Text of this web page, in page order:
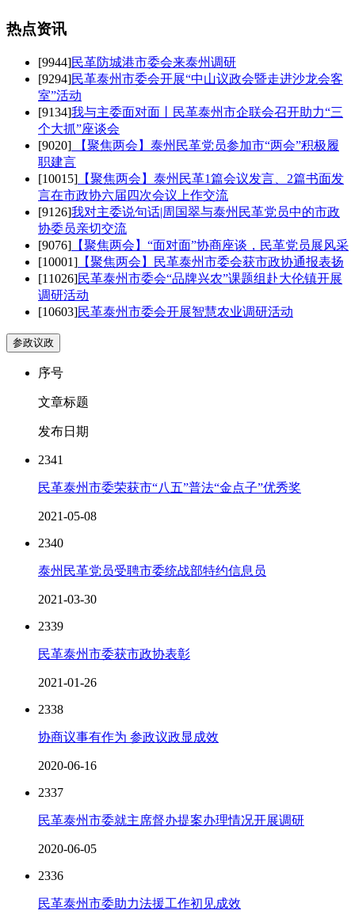
热点资讯
[9944]民革防城港市委会来泰州调研
[9294]民革泰州市委会开展“中山议政会暨走进沙龙会客
室”活动
[9134]我与主委面对面丨民革泰州市企联会召开助力“三
个大抓”座谈会
[9020] 【聚焦两会】泰州民革党员参加市“两会”积极履
职建言
[10015] 【聚焦两会】泰州民革1篇会议发言、2篇书面发
言在市政协六届四次会议上作交流
[9126]我对主委说句话|周国翠与泰州民革党员中的市政
协委员亲切交流
[9076] 【聚焦两会】“面对面”协商座谈，民革党员展风采
[10001] 【聚焦两会】民革泰州市委会获市政协通报表扬
[11026]民革泰州市委会“品牌兴农”课题组赴大伦镇开展
调研活动
[10603]民革泰州市委会开展智慧农业调研活动
参政议政
序号
文章标题
发布日期
2341
民革泰州市委荣获市“八五”普法“金点子”优秀奖
2021-05-08
2340
泰州民革党员受聘市委统战部特约信息员
2021-03-30
2339
民革泰州市委获市政协表彰
2021-01-26
2338
协商议事有作为 参政议政显成效
2020-06-16
2337
民革泰州市委就主席督办提案办理情况开展调研
2020-06-05
2336
民革泰州市委助力法援工作初见成效